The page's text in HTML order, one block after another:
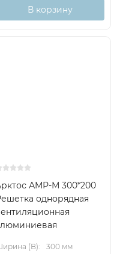
В корзину
АМР-М 300*200
однорядная
(B):
300 мм